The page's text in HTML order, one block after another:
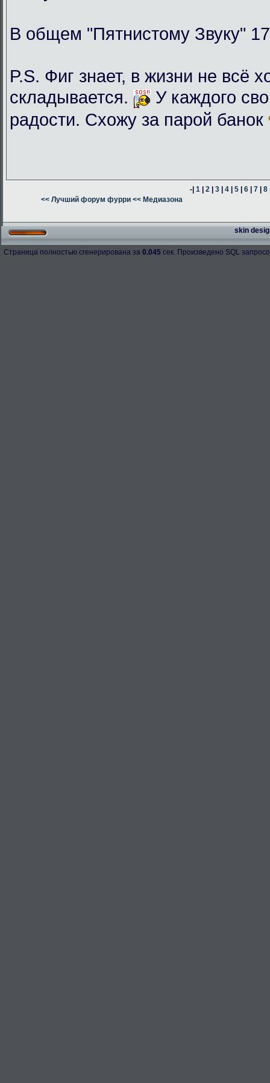
В общем "Пятнистому Звуку"
P.S. Фиг знает, в жизни не всё
складывается.
У каждого
радости. Схожу за парой банок
-|1 |2 |3 |4 |5 |6 |7 |8
<< Лучший форум фурри << Медиазона
skin
Страница полностью сгенерирована за 0.045 сек. Произведено SQL